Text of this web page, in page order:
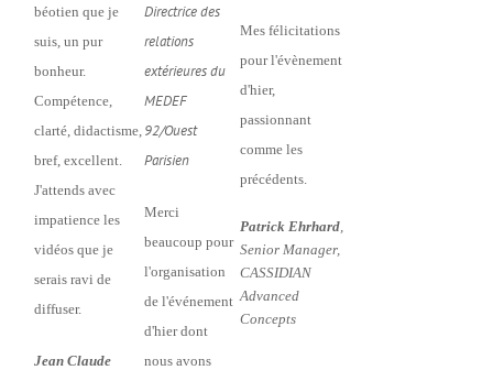
béotien que je
suis, un pur
bonheur.
Compétence,
clarté, didactisme,
bref, excellent.
J'attends avec
impatience les
vidéos que je
serais ravi de
diffuser.
Jean Claude
Directrice des
relations
extérieures du
MEDEF
92/Ouest
Parisien
Merci
beaucoup pour
l'organisation
de l'événement
d'hier dont
nous avons
Mes félicitations
pour l'évènement
d'hier,
passionnant
comme les
précédents.
Patrick Ehrhard,
Senior Manager,
CASSIDIAN
Advanced
Concepts